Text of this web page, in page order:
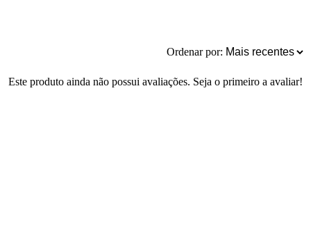
Ordenar por:
Este produto ainda não possui avaliações. Seja o primeiro a avaliar!